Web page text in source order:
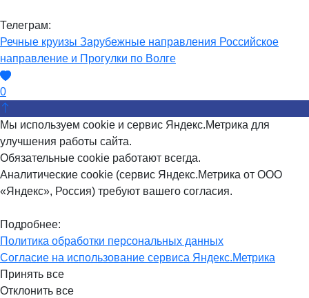
Телеграм:
Речные круизы Зарубежные направления Российское
направление и Прогулки по Волге
0
Мы используем cookie и сервис Яндекс.Метрика для
улучшения работы сайта.
Обязательные cookie работают всегда.
Аналитические cookie (сервис Яндекс.Метрика от ООО
«Яндекс», Россия) требуют вашего согласия.
Подробнее:
Политика обработки персональных данных
Согласие на использование сервиса Яндекс.Метрика
Принять все
Отклонить все